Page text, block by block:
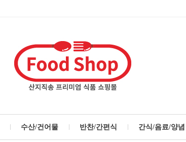
수산/건어물 반찬/간편식 간식/음료/양념